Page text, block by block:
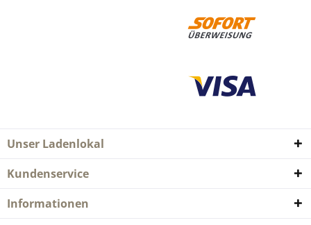
Unser Ladenlokal
Kundenservice
Informationen